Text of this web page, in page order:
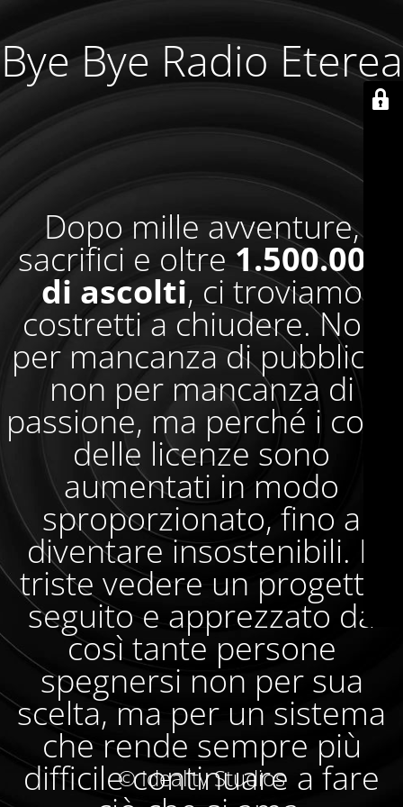
Bye Bye Radio Eterea
Dopo mille avventure,
sacrifici e oltre1.500.000
di ascolti, ci troviamo
costretti a chiudere. Non
per mancanza di pubblico,
non per mancanza di
passione, ma perché i costi
delle licenze sono
aumentati in modo
sproporzionato, fino a
diventare insostenibili. È
triste vedere un progetto
seguito e apprezzato da
così tante persone
spegnersi non per sua
scelta, ma per un sistema
che rende sempre più
difficile continuare a fare
© Ideality Studios